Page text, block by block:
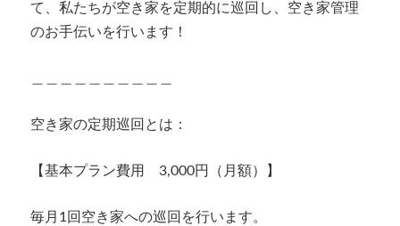
て、私たちが空き家を定期的に巡回し、空き家管理
のお手伝いを行います！
空き家の定期巡回とは：
【基本プラン費用 3,000円（月額）】
毎月1回空き家への巡回を行います。